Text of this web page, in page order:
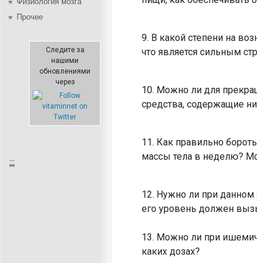
Прочее
Следите за
нашими
обновлениями
через
;;;
9. В какой степени на
что является сильным
10. Можно ли для
средства, содержащие
11. Как правильно
массы тела в неделю?
12. Нужно ли при данном
его уровень должен
13. Можно ли при
каких дозах?